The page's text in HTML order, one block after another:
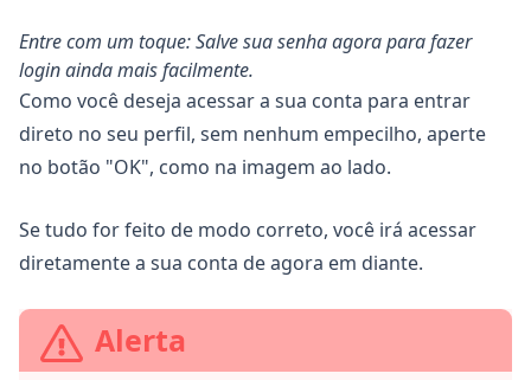
Entre com um toque: Salve sua senha agora para fazer
login ainda mais facilmente.
Como você deseja acessar a sua conta para entrar
direto no seu perfil, sem nenhum empecilho, aperte
no botão "OK", como na imagem ao lado.
Se tudo for feito de modo correto, você irá acessar
diretamente a sua conta de agora em diante.
Alerta